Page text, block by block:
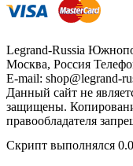
Legrand-Russia
Москва, Россия
E-mail: shop@legrand-
Данный сайт не
защищены.
правообладателя
Скрипт выполнялся